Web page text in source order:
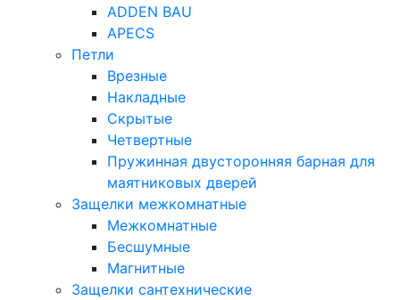
ADDEN BAU
APECS
Петли
Врезные
Накладные
Скрытые
Четвертные
Пружинная двусторонняя барная для
маятниковых дверей
Защелки межкомнатные
Межкомнатные
Бесшумные
Магнитные
Защелки сантехнические